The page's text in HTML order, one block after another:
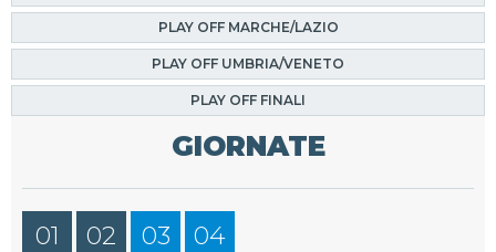
PLAY OFF MARCHE/LAZIO
PLAY OFF UMBRIA/VENETO
PLAY OFF FINALI
GIORNATE
01 02 03 04